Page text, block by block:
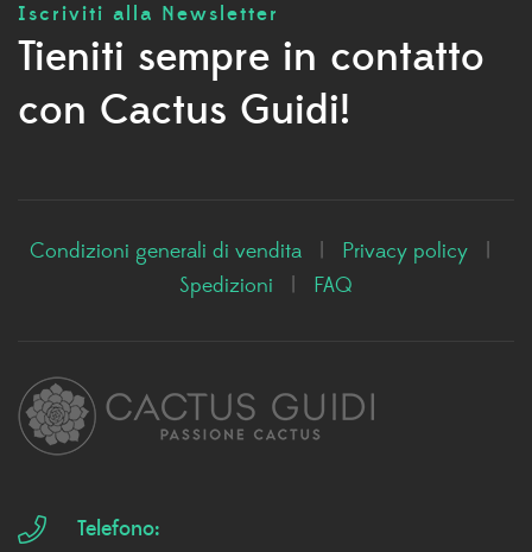
Iscriviti alla Newsletter
Tieniti sempre in contatto
con Cactus Guidi!
Condizioni generali di vendita Privacy policy
Spedizioni
FAQ
Telefono: